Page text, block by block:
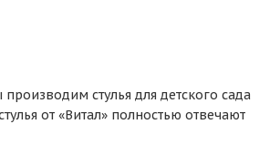
стулья для детского сада
от «Витал» полностью отвечают